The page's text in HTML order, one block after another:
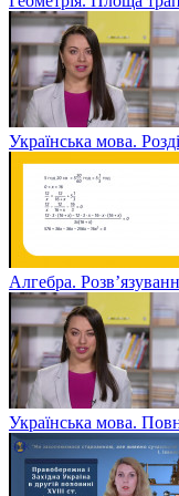
Українська мова.
Алгебра.
Українська мова.